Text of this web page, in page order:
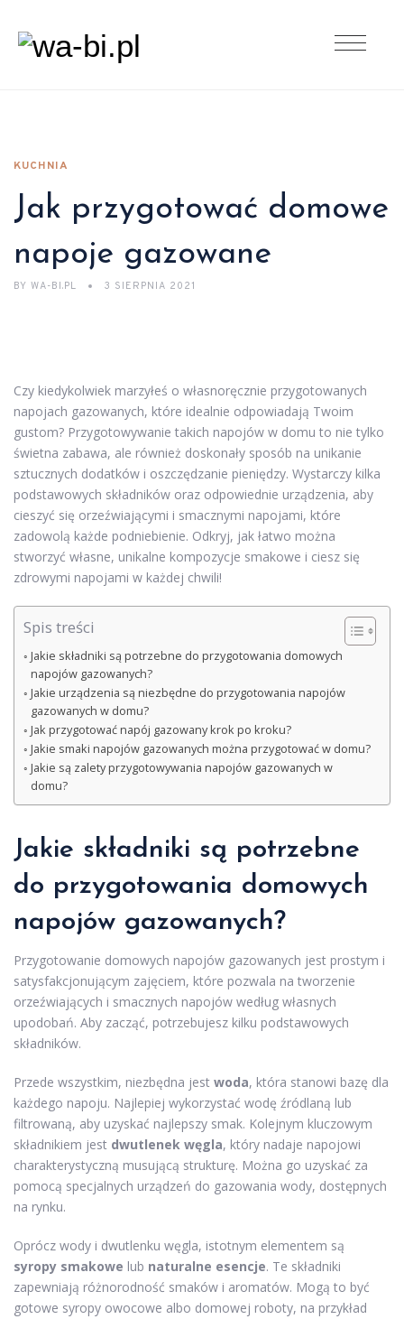
KUCHNIA
Jak przygotować domowe
napoje gazowane
BY WA-BI.PL 3 SIERPNIA 2021
Czy kiedykolwiek marzyłeś o własnoręcznie przygotowanych
napojach gazowanych, które idealnie odpowiadają Twoim
gustom? Przygotowywanie takich napojów w domu to nie tylko
świetna zabawa, ale również doskonały sposób na unikanie
sztucznych dodatków i oszczędzanie pieniędzy. Wystarczy kilka
podstawowych składników oraz odpowiednie urządzenia, aby
cieszyć się orzeźwiającymi i smacznymi napojami, które
zadowolą każde podniebienie. Odkryj, jak łatwo można
stworzyć własne, unikalne kompozycje smakowe i ciesz się
zdrowymi napojami w każdej chwili!
Spis treści
Jakie składniki są potrzebne do przygotowania domowych
napojów gazowanych?
Jakie urządzenia są niezbędne do przygotowania napojów
gazowanych w domu?
Jak przygotować napój gazowany krok po kroku?
Jakie smaki napojów gazowanych można przygotować w domu?
Jakie są zalety przygotowywania napojów gazowanych w
domu?
Jakie składniki są potrzebne
do przygotowania domowych
napojów gazowanych?
Przygotowanie domowych napojów gazowanych jest prostym i
satysfakcjonującym zajęciem, które pozwala na tworzenie
orzeźwiających i smacznych napojów według własnych
upodobań. Aby zacząć, potrzebujesz kilku podstawowych
składników.
Przede wszystkim, niezbędna jest woda, która stanowi bazę dla
każdego napoju. Najlepiej wykorzystać wodę źródlaną lub
filtrowaną, aby uzyskać najlepszy smak. Kolejnym kluczowym
składnikiem jest dwutlenek węgla, który nadaje napojowi
charakterystyczną musującą strukturę. Można go uzyskać za
pomocą specjalnych urządzeń do gazowania wody, dostępnych
na rynku.
Oprócz wody i dwutlenku węgla, istotnym elementem są
syropy smakowe lub naturalne esencje. Te składniki
zapewniają różnorodność smaków i aromatów. Mogą to być
gotowe syropy owocowe albo domowej roboty, na przykład